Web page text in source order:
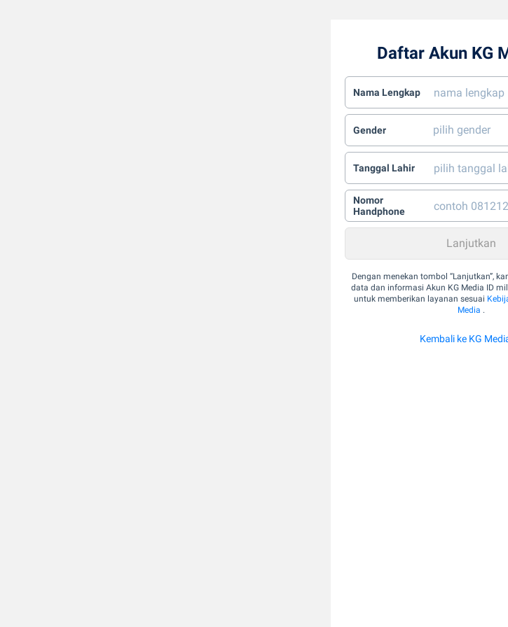
Daftar Akun KG
Nama Lengkap
Gender
Tanggal Lahir
Nomor
Handphone
Dengan menekan tombol “Lanjutkan”,
data dan informasi Akun KG Media ID
untuk memberikan layanan sesuai
Media .
Kembali ke KG